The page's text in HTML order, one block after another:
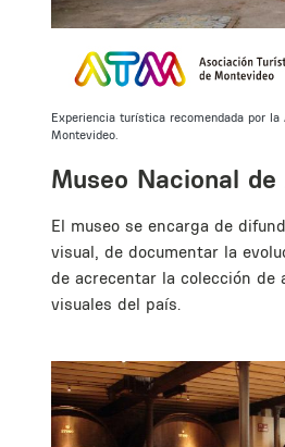
Experiencia turística recomendada por la
Montevideo.
Museo Nacional de
El museo se encarga de
visual, de documentar la
de acrecentar la colección de
visuales del país.